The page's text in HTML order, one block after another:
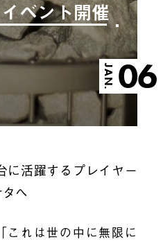
ベント開催
JAN. 06
に活躍するプレイヤー
へ
これは世の中に無限に